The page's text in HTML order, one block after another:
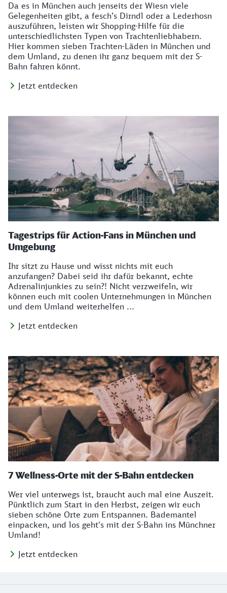
Da es in München auch jenseits der Wiesn viele
Gelegenheiten gibt, a fesch’s Dirndl oder a Lederhosn
auszuführen, leisten wir Shopping-Hilfe für die
unterschiedlichsten Typen von Trachtenliebhabern.
Hier kommen sieben Trachten-Läden in München und
dem Umland, zu denen ihr ganz bequem mit der S-
Bahn fahren könnt.
Jetzt entdecken
Tagestrips für Action-Fans in München und
Umgebung
Ihr sitzt zu Hause und wisst nichts mit euch
anzufangen? Dabei seid ihr dafür bekannt, echte
Adrenalinjunkies zu sein?! Nicht verzweifeln, wir
können euch mit coolen Unternehmungen in München
und dem Umland weiterhelfen ...
Jetzt entdecken
7 Wellness-Orte mit der S-Bahn entdecken
Wer viel unterwegs ist, braucht auch mal eine Auszeit.
Pünktlich zum Start in den Herbst, zeigen wir euch
sieben schöne Orte zum Entspannen. Bademantel
einpacken, und los geht's mit der S-Bahn ins Münchner
Umland!
Jetzt entdecken